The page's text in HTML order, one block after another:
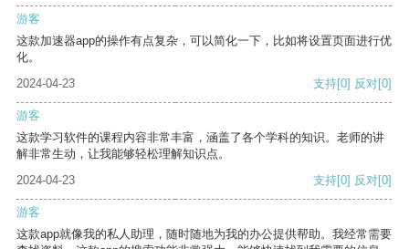
游客
这款加速器app的操作有点复杂，可以简化一下，比如将设置页面进行优
化。
2024-04-23
支持[0] 反对[0]
游客
这款学习软件的课程内容非常丰富，涵盖了各个学科的知识。老师的讲
解非常生动，让我能够轻松理解知识点。
2024-04-23
支持[0] 反对[0]
游客
这款app就像我的私人助理，随时随地为我的办公提供帮助。我经常需要